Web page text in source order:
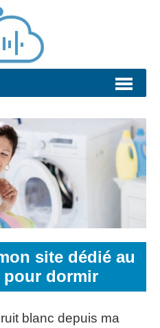
site dédié au
dormir
blanc depuis ma